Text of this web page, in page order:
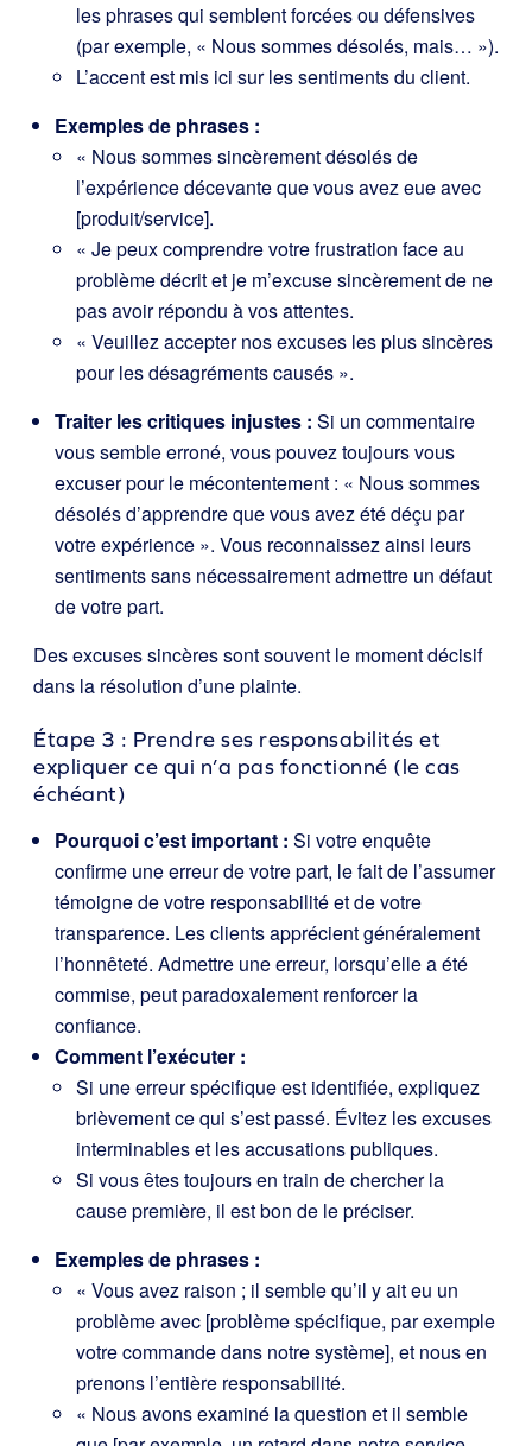
les phrases qui semblent forcées ou défensives
(par exemple, « Nous sommes désolés, mais… »).
L’accent est mis ici sur les sentiments du client.
Exemples de phrases :
« Nous sommes sincèrement désolés de
l’expérience décevante que vous avez eue avec
[produit/service].
« Je peux comprendre votre frustration face au
problème décrit et je m’excuse sincèrement de ne
pas avoir répondu à vos attentes.
« Veuillez accepter nos excuses les plus sincères
pour les désagréments causés ».
Traiter les critiques injustes : Si un commentaire
vous semble erroné, vous pouvez toujours vous
excuser pour le mécontentement : « Nous sommes
désolés d’apprendre que vous avez été déçu par
votre expérience ». Vous reconnaissez ainsi leurs
sentiments sans nécessairement admettre un défaut
de votre part.
Des excuses sincères sont souvent le moment décisif
dans la résolution d’une plainte.
Étape 3 : Prendre ses responsabilités et
expliquer ce qui n’a pas fonctionné (le cas
échéant)
Pourquoi c’est important : Si votre enquête
confirme une erreur de votre part, le fait de l’assumer
témoigne de votre responsabilité et de votre
transparence. Les clients apprécient généralement
l’honnêteté. Admettre une erreur, lorsqu’elle a été
commise, peut paradoxalement renforcer la
confiance.
Comment l’exécuter :
Si une erreur spécifique est identifiée, expliquez
brièvement ce qui s’est passé. Évitez les excuses
interminables et les accusations publiques.
Si vous êtes toujours en train de chercher la
cause première, il est bon de le préciser.
Exemples de phrases :
« Vous avez raison ; il semble qu’il y ait eu un
problème avec [problème spécifique, par exemple
votre commande dans notre système], et nous en
prenons l’entière responsabilité.
« Nous avons examiné la question et il semble